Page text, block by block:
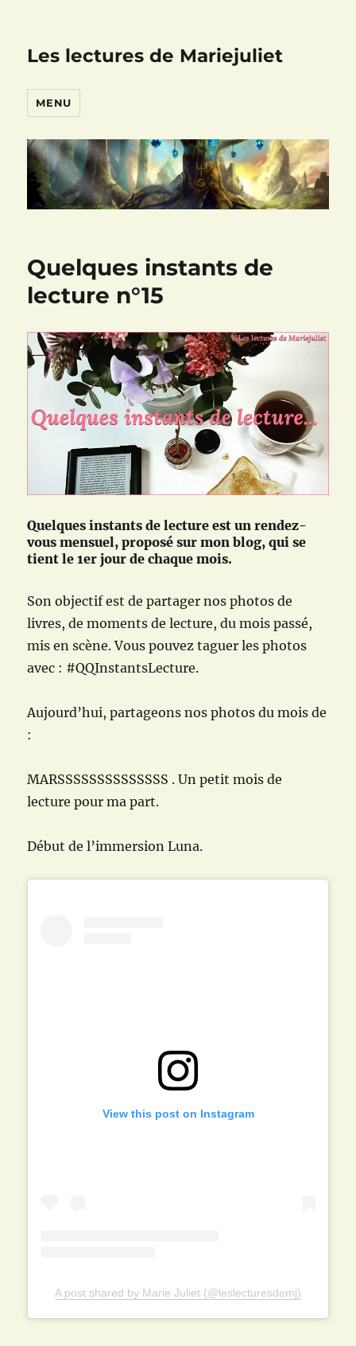
Les lectures de Mariejuliet
MENU
Quelques instants de
lecture n°15
Quelques instants de lecture est un rendez-
vous mensuel, proposé sur mon blog, qui se
tient le 1er jour de chaque mois.
Son objectif est de partager nos photos de
livres, de moments de lecture, du mois passé,
mis en scène. Vous pouvez taguer les photos
avec : #QQInstantsLecture.
Aujourd’hui, partageons nos photos du mois de
:
MARSSSSSSSSSSSSSS . Un petit mois de
lecture pour ma part.
Début de l’immersion Luna.
View this post on Instagram
A post shared by Marie Juliet (@leslecturesdemj)